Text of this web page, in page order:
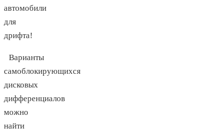
автомобили
для
дрифта!
Варианты
самоблокирующихся
дисковых
дифференциалов
можно
найти